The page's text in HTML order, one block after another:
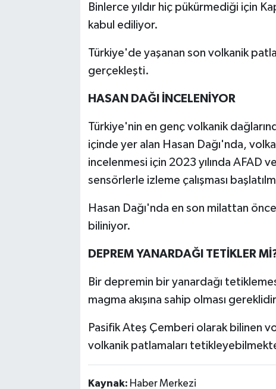
Binlerce yıldır hiç pükürmediği için
kabul ediliyor.
Türkiye'de yaşanan son volkanik
gerçekleşti.
HASAN DAĞI İNCELENİYOR
Türkiye'nin en genç volkanik
içinde yer alan Hasan Dağı'nda,
incelenmesi için 2023 yılında AFAD
sensörlerle izleme çalışması
Hasan Dağı'nda en son milattan
biliniyor.
DEPREM YANARDAĞI TETİKLER
Bir depremin bir yanardağı
magma akışına sahip olması
Pasifik Ateş Çemberi olarak bilinen
volkanik patlamaları
Kaynak: Haber Merkezi